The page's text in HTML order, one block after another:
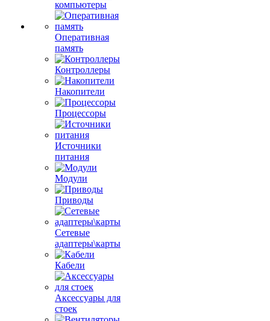
компьютеры
Оперативная
память
Контроллеры
Накопители
Процессоры
Источники
питания
Модули
Приводы
Сетевые
адаптеры\карты
Кабели
Аксессуары для
стоек